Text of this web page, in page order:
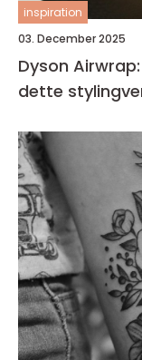
inspiration
03. December 2025
Dyson
dette